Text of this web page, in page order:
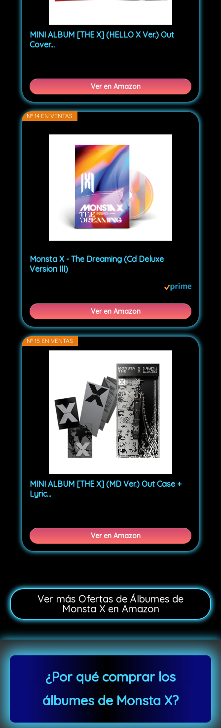
MINI ALBUM [THE X] (HELLO X Ver.) Out
Cover...
Ver en Amazon
Nº 14 EN VENTAS
Monsta X - The Dreaming (Cd Deluxe
Version III)
Ver en Amazon
Nº 15 EN VENTAS
MINI ALBUM [THE X] (MD Ver.) Out Case +
Lyric...
Ver en Amazon
Ver más Ofertas de Álbumes de
Monsta X en Amazon
¿Por qué comprar los
álbumes de Monsta X?